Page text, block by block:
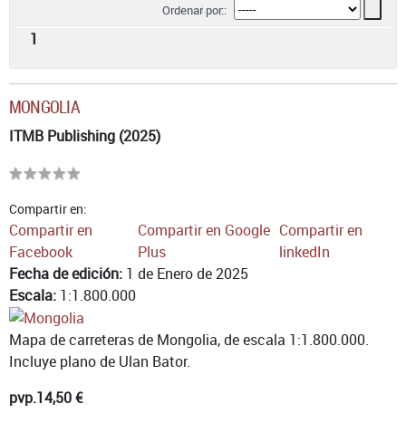
Ordenar por::
1
MONGOLIA
ITMB Publishing (2025)
Compartir en:
Compartir en
Facebook
Compartir en Google
Plus
Compartir en
linkedIn
Fecha de edición: 1 de Enero de 2025
Escala: 1:1.800.000
Mapa de carreteras de Mongolia, de escala 1:1.800.000.
Incluye plano de Ulan Bator.
pvp.14,50 €